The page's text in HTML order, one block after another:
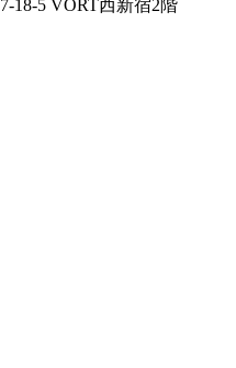
18-5 VORT西新宿2階